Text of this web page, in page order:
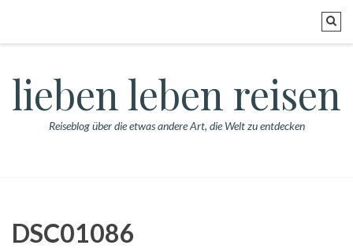
lieben leben reisen
Reiseblog über die etwas andere Art, die Welt zu entdecken
DSC01086